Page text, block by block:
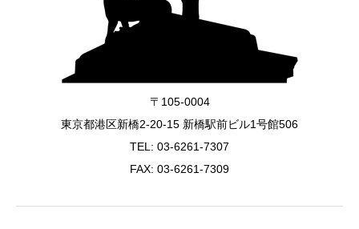
〒105-0004
東京都港区新橋2-20-15 新橋駅前ビル1号館506
TEL: 03-6261-7307
FAX: 03-6261-7309